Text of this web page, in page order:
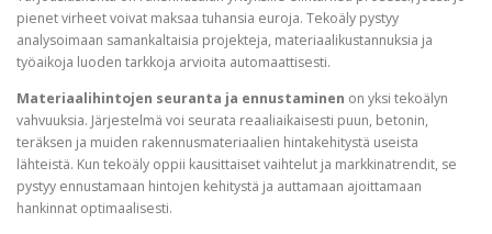
pienet virheet voivat maksaa tuhansia euroja. Tekoäly pystyy
analysoimaan samankaltaisia projekteja, materiaalikustannuksia ja
työaikoja luoden tarkkoja arvioita automaattisesti.
Materiaalihintojen seuranta ja ennustaminen on yksi tekoälyn
vahvuuksia. Järjestelmä voi seurata reaaliaikaisesti puun, betonin,
teräksen ja muiden rakennusmateriaalien hintakehitystä useista
lähteistä. Kun tekoäly oppii kausittaiset vaihtelut ja markkinatrendit, se
pystyy ennustamaan hintojen kehitystä ja auttamaan ajoittamaan
hankinnat optimaalisesti.